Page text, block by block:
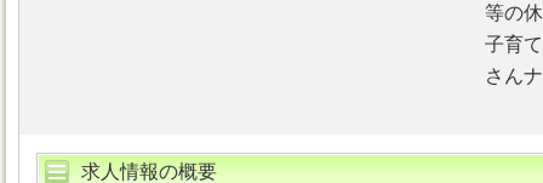
等の
子育
さん
求人情報の概要